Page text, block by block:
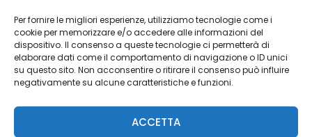
Per fornire le migliori esperienze, utilizziamo tecnologie come i
cookie per memorizzare e/o accedere alle informazioni del
dispositivo. Il consenso a queste tecnologie ci permetterà di
elaborare dati come il comportamento di navigazione o ID unici
su questo sito. Non acconsentire o ritirare il consenso può influire
negativamente su alcune caratteristiche e funzioni.
ACCETTA
Cookie Policy
Risorse Aggiuntive